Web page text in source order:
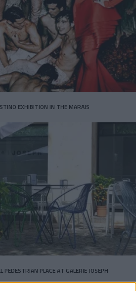
EXHIBITION IN THE MARAIS
PEDESTRIAN PLACE AT GALERIE JOSEPH